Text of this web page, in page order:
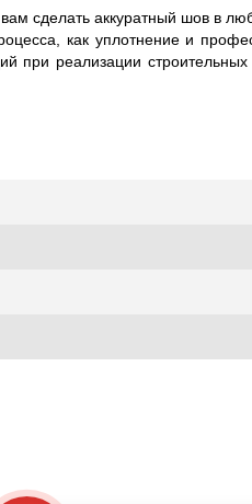
сделать аккуратный шов в
как уплотнение и
при реализации строительных